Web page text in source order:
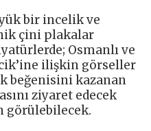
bir incelik ve
çini plakalar
Osmanlı ve
ilişkin görseller
beğenisini kazanan
ziyaret edecek
görülebilecek.